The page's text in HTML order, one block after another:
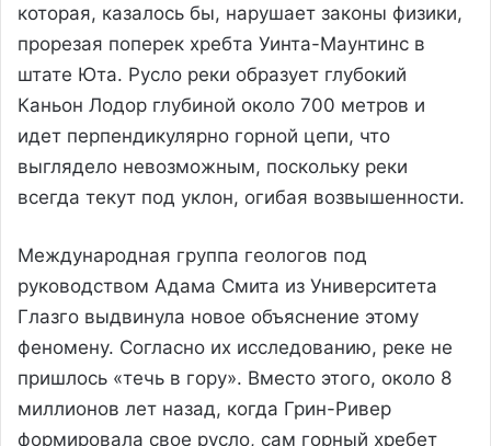
которая, казалось бы, нарушает законы физики,
прорезая поперек хребта Уинта-Маунтинс в
штате Юта. Русло реки образует глубокий
Каньон Лодор глубиной около 700 метров и
идет перпендикулярно горной цепи, что
выглядело невозможным, поскольку реки
всегда текут под уклон, огибая возвышенности.
Международная группа геологов под
руководством Адама Смита из Университета
Глазго выдвинула новое объяснение этому
феномену. Согласно их исследованию, реке не
пришлось «течь в гору». Вместо этого, около 8
миллионов лет назад, когда Грин-Ривер
формировала свое русло, сам горный хребет